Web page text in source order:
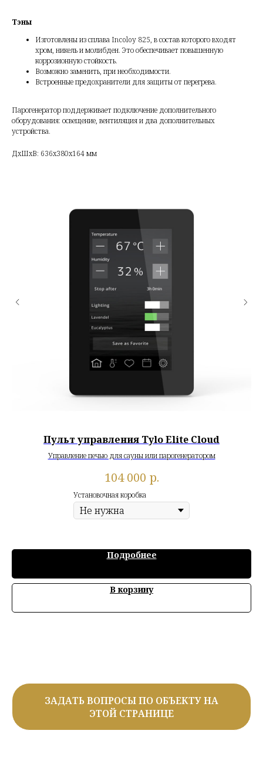
Тэны
Изготовлены из сплава Incoloy 825, в состав которого входят
хром, никель и молибден. Это обеспечивает повышенную
коррозионную стойкость.
Возможно заменить, при необходимости.
Встроенные предохранители для защиты от перегрева.
Парогенератор поддерживает подключение дополнительного
оборудования: освещение, вентиляция и два дополнительных
устройства.
ДxШxВ: 636x380x164 мм
Пульт управления Tylo Elite Cloud
Управление печью для сауны или парогенератором
104 000 р.
Установочная коробка
Подробнее
В корзину
ЗАДАТЬ ВОПРОСЫ ПО ОБЪЕКТУ НА
ЭТОЙ СТРАНИЦЕ